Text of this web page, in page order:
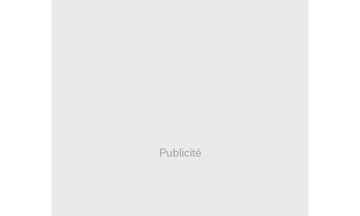
Publicité